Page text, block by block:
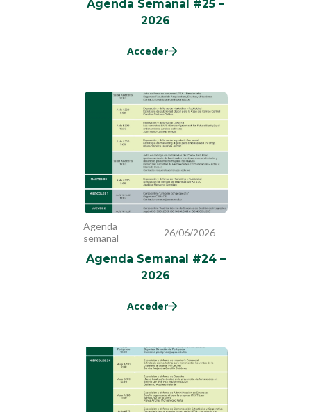
Agenda Semanal #25 –
2026
Acceder
Agenda
semanal
26/06/2026
Agenda Semanal #24 –
2026
Acceder